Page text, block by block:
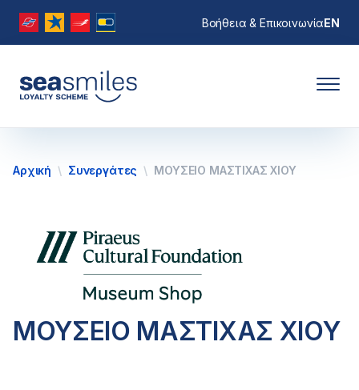
Βοήθεια & ΕπικοινωνίαEN
Αρχική Συνεργάτες ΜΟΥΣΕΙΟ ΜΑΣΤΙΧΑΣ ΧΙΟΥ
ΜΟΥΣΕΙΟ ΜΑΣΤΙΧΑΣ ΧΙΟΥ